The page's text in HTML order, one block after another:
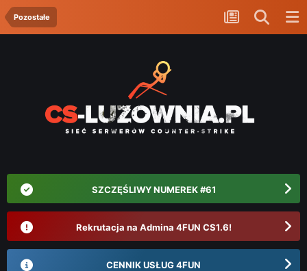
Pozostałe
SZCZĘŚLIWY NUMEREK #61
Rekrutacja na Admina 4FUN CS1.6!
CENNIK USŁUG 4FUN